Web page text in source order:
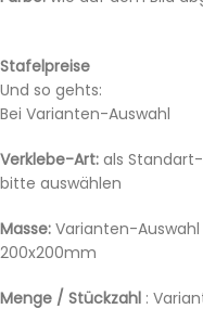
Stafelpreise
Und so gehts:
Bei Varianten-Auswahl
Verklebe-Art: als
bitte auswählen
Masse: Varianten-
200x200mm
Menge / Stückzahl :